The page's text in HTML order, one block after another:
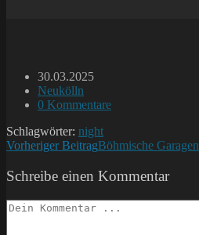
Beitrag
veröffentlicht:
30.03.2025
Beitrags-
Kategorie:
Neukölln
Beitrags-
0 Kommentare
Schlagwörter: night
Weitere
Artikel
Vorheriger BeitragBöhmische Garagen
Schreibe einen Kommentar
Kommentieren